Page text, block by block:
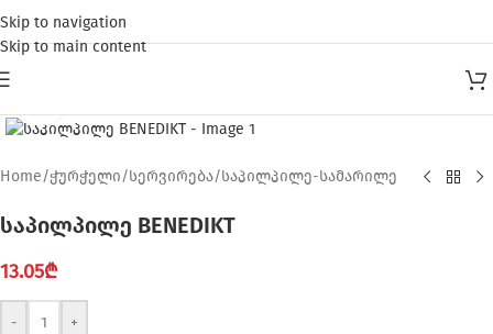
Skip to navigation
Skip to main content
Home/ჭურჭელი/სერვირება/საპილპილე-სამარილე
საპილპილე BENEDIKT
13.05₾
- +